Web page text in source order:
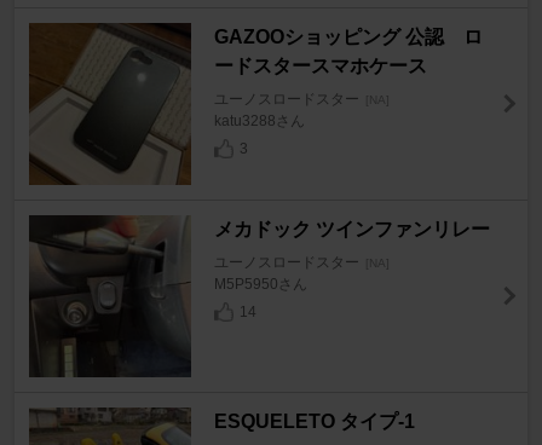
GAZOOショッピング 公認 ロ
ードスタースマホケース
ユーノスロードスター [NA]
katu3288さん
3
メカドック ツインファンリレー
ユーノスロードスター [NA]
M5P5950さん
14
ESQUELETO タイプ-1